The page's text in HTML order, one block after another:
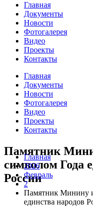
Главная
Документы
Новости
Фотогалерея
Видео
Проекты
Контакты
Главная
Документы
Новости
Фотогалерея
Видео
Проекты
Контакты
Памятник
символом Года
России
Главная
2026
Февраль
2
Памятник Минину
единства народов